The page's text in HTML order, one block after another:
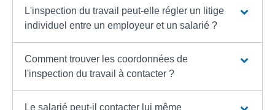
L'inspection du travail peut-elle régler un litige
individuel entre un employeur et un salarié ?
Comment trouver les coordonnées de
l'inspection du travail à contacter ?
Le salarié peut-il contacter lui même